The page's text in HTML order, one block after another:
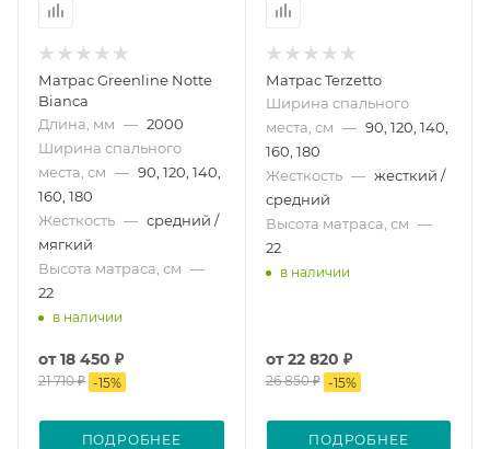
Матрас Greenline Notte
Bianca
Длина, мм — 2000
Ширина спального
места, см — 90, 120, 140,
160, 180
Жесткость — средний /
мягкий
Высота матраса, см —
22
в наличии
от18 450 ₽
21 710 ₽ -15%
ПОДРОБНЕЕ
Матрас Terzetto
Ширина спального
места, см — 90, 120, 140,
160, 180
Жесткость — жесткий /
средний
Высота матраса, см —
22
в наличии
от22 820 ₽
26 850 ₽ -15%
ПОДРОБНЕЕ